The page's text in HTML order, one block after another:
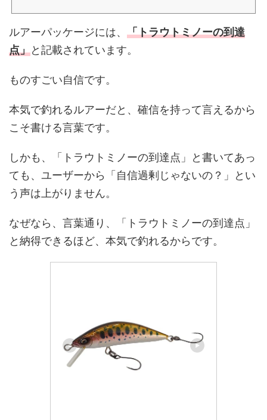
ルアーパッケージには、 「トラウトミノーの到達
点」と記載されています。
ものすごい自信です。
本気で釣れるルアーだと、確信を持って言えるから
こそ書ける言葉です。
しかも、「トラウトミノーの到達点」と書いてあっ
ても、ユーザーから「自信過剰じゃないの？」とい
う声は上がりません。
なぜなら、言葉通り、「トラウトミノーの到達点」
と納得できるほど、本気で釣れるからです。